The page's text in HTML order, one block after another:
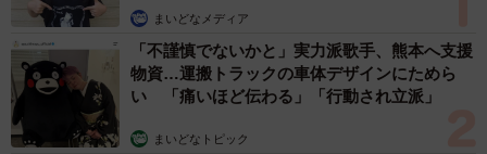
まいどなメディア
「不謹慎でないかと」実力派歌手、熊本へ支援
物資…運搬トラックの車体デザインにためら
い 「痛いほど伝わる」「行動され立派」
まいどなトピック